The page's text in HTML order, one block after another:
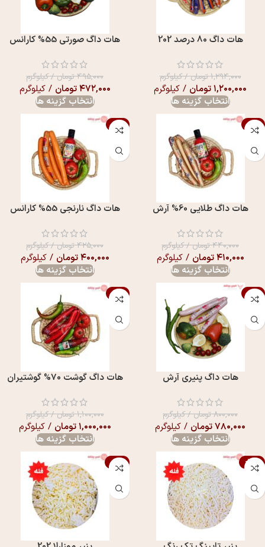
هات داگ 80 درصد 202
۱,۲۹۴,۰۰۰تومان/ کیلوگرم
۱,۲۰۰,۰۰۰تومان / کیلوگرم
انتخاب گزینه ها
هات داگ صورتی 55% کارانس
۴۹۵,۰۰۰تومان/ کیلوگرم
۴۷۲,۰۰۰تومان / کیلوگرم
انتخاب گزینه ها
-7%
هات داگ طلايی 60% آرش
۴۴۰,۰۰۰تومان/ کیلوگرم
۴۱۰,۰۰۰تومان / کیلوگرم
انتخاب گزینه ها
-6%
هات داگ نارنجی 55% کارانس
۴۲۵,۰۰۰تومان/ کیلوگرم
۴۰۰,۰۰۰تومان / کیلوگرم
انتخاب گزینه ها
-3%
هات داگ پنيری آرش
۸۰۰,۰۰۰تومان/ کیلوگرم
۷۸۰,۰۰۰تومان / کیلوگرم
انتخاب گزینه ها
-9%
هات داگ گوشت 70% گوشتیران
۱,۱۰۰,۰۰۰تومان/ کیلوگرم
۱,۰۰۰,۰۰۰تومان / کیلوگرم
انتخاب گزینه ها
-13%
-16%